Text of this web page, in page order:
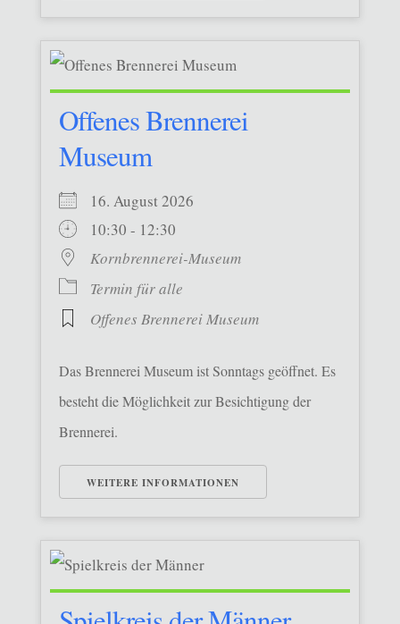
Offenes Brennerei
Museum
16. August 2026
10:30 - 12:30
Kornbrennerei-Museum
Termin für alle
Offenes Brennerei Museum
Das Brennerei Museum ist Sonntags geöffnet. Es
besteht die Möglichkeit zur Besichtigung der
Brennerei.
WEITERE INFORMATIONEN